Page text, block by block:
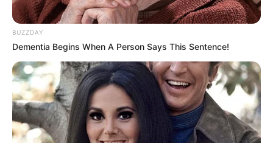
BUZZDAY
Dementia Begins When A Person Says This Sentence!